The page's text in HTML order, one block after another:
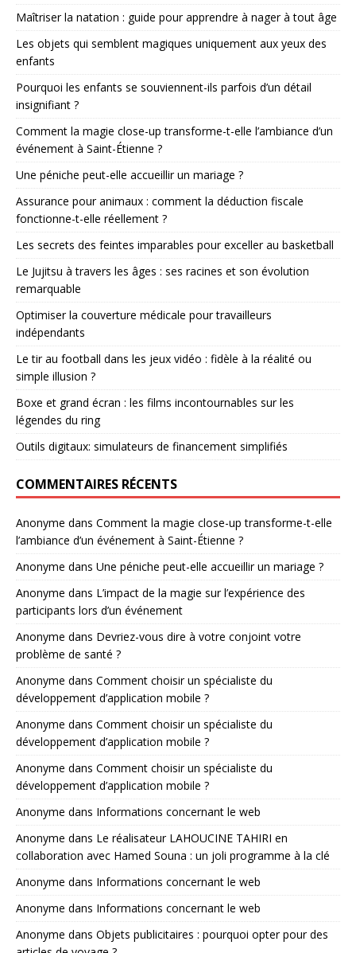
Maîtriser la natation : guide pour apprendre à nager à tout âge
Les objets qui semblent magiques uniquement aux yeux des
enfants
Pourquoi les enfants se souviennent-ils parfois d’un détail
insignifiant ?
Comment la magie close-up transforme-t-elle l’ambiance d’un
événement à Saint-Étienne ?
Une péniche peut-elle accueillir un mariage ?
Assurance pour animaux : comment la déduction fiscale
fonctionne-t-elle réellement ?
Les secrets des feintes imparables pour exceller au basketball
Le Jujitsu à travers les âges : ses racines et son évolution
remarquable
Optimiser la couverture médicale pour travailleurs
indépendants
Le tir au football dans les jeux vidéo : fidèle à la réalité ou
simple illusion ?
Boxe et grand écran : les films incontournables sur les
légendes du ring
Outils digitaux: simulateurs de financement simplifiés
COMMENTAIRES RÉCENTS
Anonyme dans Comment la magie close-up transforme-t-elle
l’ambiance d’un événement à Saint-Étienne ?
Anonyme dans Une péniche peut-elle accueillir un mariage ?
Anonyme dans L’impact de la magie sur l’expérience des
participants lors d’un événement
Anonyme dans Devriez-vous dire à votre conjoint votre
problème de santé ?
Anonyme dans Comment choisir un spécialiste du
développement d’application mobile ?
Anonyme dans Comment choisir un spécialiste du
développement d’application mobile ?
Anonyme dans Comment choisir un spécialiste du
développement d’application mobile ?
Anonyme dans Informations concernant le web
Anonyme dans Le réalisateur LAHOUCINE TAHIRI en
collaboration avec Hamed Souna : un joli programme à la clé
Anonyme dans Informations concernant le web
Anonyme dans Informations concernant le web
Anonyme dans Objets publicitaires : pourquoi opter pour des